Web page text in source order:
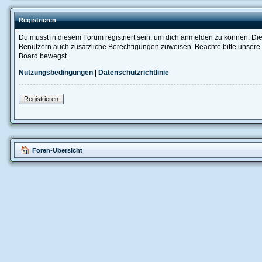
Registrieren
Du musst in diesem Forum registriert sein, um dich anmelden zu können.
Benutzern auch zusätzliche Berechtigungen zuweisen. Beachte bitte
Board bewegst.
Nutzungsbedingungen| Datenschutzrichtlinie
Registrieren
Foren-Übersicht